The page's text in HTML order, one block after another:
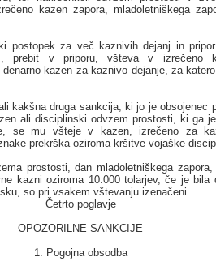
kazen zapora, mladoletniškega
postopek za več kaznivih dejanj in
v priporu, všteva v izrečeno
kazen za kaznivo dejanje, za
kakšna druga sankcija, ki jo je obsojenec
ali disciplinski odvzem prostosti, ki ga
se mu všteje v kazen, izrečeno za
prekrška oziroma kršitve vojaške
prostosti, dan mladoletniškega
kazni oziroma 10.000 tolarjev, če je bila
so pri vsakem vštevanju izenačeni.
Četrto poglavje
OPOZORILNE SANKCIJE
1. Pogojna obsodba